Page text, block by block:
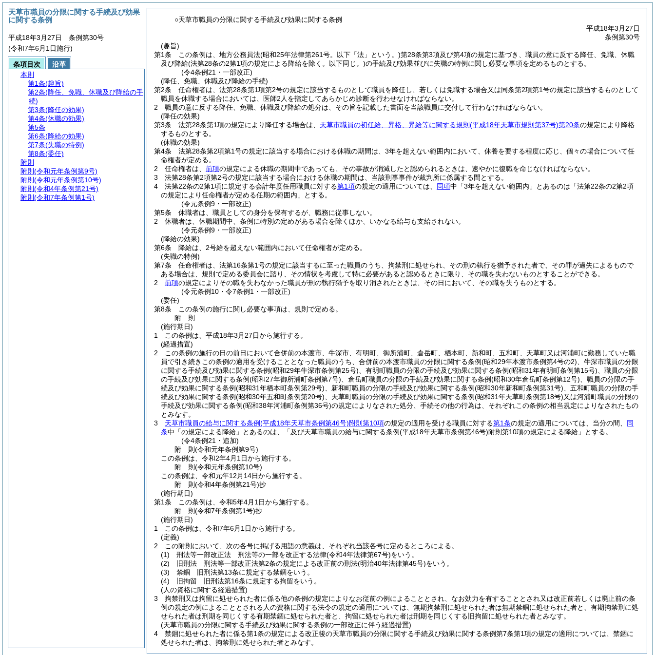
○天草市職員の分限に関する手続及び効果に関する条例
平成18年3月27日
条例第30号
(趣旨)
第1条
この条例は、地方公務員法(昭和25年法律第261号。以下「法」という。)第28条第3項及び第4項の規定に基づき、職員の意に反する降任、免職、休職
及び降給(法第28条の2第1項の規定による降給を除く。以下同じ。)の手続及び効果並びに失職の特例に関し必要な事項を定めるものとする。
(令4条例21・一部改正)
(降任、免職、休職及び降給の手続)
第2条
任命権者は、法第28条第1項第2号の規定に該当するものとして職員を降任し、若しくは免職する場合又は同条第2項第1号の規定に該当するものとして
職員を休職する場合においては、医師2人を指定してあらかじめ診断を行わせなければならない。
2
職員の意に反する降任、免職、休職及び降給の処分は、その旨を記載した書面を当該職員に交付して行わなければならない。
(降任の効果)
第3条
法第28条第1項の規定により降任する場合は、 天草市職員の初任給、昇格、昇給等に関する規則 (平成18年天草市規則第37号)第20条の規定により降格
するものとする。
(休職の効果)
第4条
法第28条第2項第1号の規定に該当する場合における休職の期間は、3年を超えない範囲内において、休養を要する程度に応じ、個々の場合について任
命権者が定める。
2
任命権者は、 前項の規定による休職の期間中であっても、その事故が消滅したと認められるときは、速やかに復職を命じなければならない。
3
法第28条第2項第2号の規定に該当する場合における休職の期間は、当該刑事事件が裁判所に係属する間とする。
4
法第22条の2第1項に規定する会計年度任用職員に対する第1項の規定の適用については、 同項中「3年を超えない範囲内」とあるのは「法第22条の2第2項
の規定により任命権者が定める任期の範囲内」とする。
(令元条例9・一部改正)
第5条
休職者は、職員としての身分を保有するが、職務に従事しない。
2
休職者は、休職期間中、条例に特別の定めがある場合を除くほか、いかなる給与も支給されない。
(令元条例9・一部改正)
(降給の効果)
第6条
降給は、2号給を超えない範囲内において任命権者が定める。
(失職の特例)
第7条
任命権者は、法第16条第1号の規定に該当するに至った職員のうち、拘禁刑に処せられ、その刑の執行を猶予された者で、その罪が過失によるもので
ある場合は、規則で定める委員会に諮り、その情状を考慮して特に必要があると認めるときに限り、その職を失わないものとすることができる。
2
前項の規定によりその職を失わなかった職員が刑の執行猶予を取り消されたときは、その日において、その職を失うものとする。
(令元条例10・令7条例1・一部改正)
(委任)
第8条
この条例の施行に関し必要な事項は、規則で定める。
附 則
(施行期日)
1
この条例は、平成18年3月27日から施行する。
(経過措置)
2
この条例の施行の日の前日において合併前の本渡市、牛深市、有明町、御所浦町、倉岳町、栖本町、新和町、五和町、天草町又は河浦町に勤務していた職
員で引き続きこの条例の適用を受けることとなった職員のうち、合併前の本渡市職員の分限に関する条例(昭和29年本渡市条例第4号の2) 、牛深市職員の分限
に関する手続及び効果に関する条例(昭和29年牛深市条例第25号) 、有明町職員の分限の手続及び効果に関する条例(昭和31年有明町条例第15号) 、職員の分限
の手続及び効果に関する条例(昭和27年御所浦町条例第7号) 、倉岳町職員の分限の手続及び効果に関する条例(昭和30年倉岳町条例第12号) 、職員の分限の手
続及び効果に関する条例(昭和31年栖本町条例第29号) 、新和町職員の分限の手続及び効果に関する条例(昭和30年新和町条例第31号) 、五和町職員の分限の手
続及び効果に関する条例(昭和30年五和町条例第20号) 、天草町職員の分限の手続及び効果に関する条例(昭和31年天草町条例第18号)又は河浦町職員の分限の
手続及び効果に関する条例(昭和38年河浦町条例第36号)の規定によりなされた処分、手続その他の行為は、それぞれこの条例の相当規定によりなされたもの
とみなす。
3
天草市職員の給与に関する条例(平成18年天草市条例第46号)附則第10項の規定の適用を受ける職員に対する第1条の規定の適用については、当分の間、 同
条中「の規定による降給」とあるのは、「及び天草市職員の給与に関する条例(平成18年天草市条例第46号)附則第10項の規定による降給」とする。
(令4条例21・追加)
附 則(令和元年条例第9号)
この条例は、令和2年4月1日から施行する。
附 則(令和元年条例第10号)
この条例は、令和元年12月14日から施行する。
附 則(令和4年条例第21号)抄
(施行期日)
第1条
この条例は、令和5年4月1日から施行する。
附 則(令和7年条例第1号)抄
(施行期日)
1
この条例は、令和7年6月1日から施行する。
(定義)
2
この附則において、次の各号に掲げる用語の意義は、それぞれ当該各号に定めるところによる。
(1)
刑法等一部改正法 刑法等の一部を改正する法律(令和4年法律第67号)をいう。
(2)
旧刑法 刑法等一部改正法第2条の規定による改正前の刑法(明治40年法律第45号)をいう。
(3)
禁錮 旧刑法第13条に規定する禁錮をいう。
(4)
旧拘留 旧刑法第16条に規定する拘留をいう。
(人の資格に関する経過措置)
3
拘禁刑又は拘留に処せられた者に係る他の条例の規定によりなお従前の例によることとされ、なお効力を有することとされ又は改正前若しくは廃止前の条
例の規定の例によることとされる人の資格に関する法令の規定の適用については、無期拘禁刑に処せられた者は無期禁錮に処せられた者と、有期拘禁刑に処
せられた者は刑期を同じくする有期禁錮に処せられた者と、拘留に処せられた者は刑期を同じくする旧拘留に処せられた者とみなす。
(天草市職員の分限に関する手続及び効果に関する条例の一部改正に伴う経過措置)
4
禁錮に処せられた者に係る第1条の規定による改正後の天草市職員の分限に関する手続及び効果に関する条例第7条第1項の規定の適用については、禁錮に
処せられた者は、拘禁刑に処せられた者とみなす。
天草市職員の分限に関する手続及び効果
に関する条例
平成18年3月27日 条例第30号
(令和7年6月1日施行)
条項目次
沿革
本則
第1条(趣旨)
第2条(降任、免職、休職及び降給の手
続)
第3条(降任の効果)
第4条(休職の効果)
第5条
第6条(降給の効果)
第7条(失職の特例)
第8条(委任)
附則
附則 (令和元年条例第9号)
附則 (令和元年条例第10号)
附則 (令和4年条例第21号)
附則 (令和7年条例第1号)